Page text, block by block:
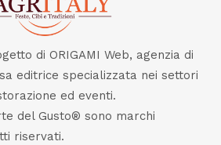
di ORIGAMI Web, agenzia di
editrice specializzata nei settori
ed eventi.
del Gusto® sono marchi
riservati.